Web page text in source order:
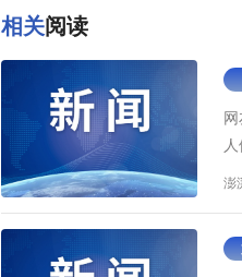
年3月1日，男子周某与女子
20万元彩礼，但双方仅仅共同
相关阅读
澎